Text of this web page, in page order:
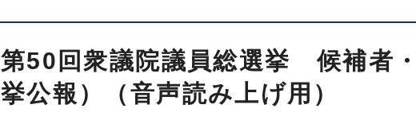
第50回衆議院議員総選挙 候補者
挙公報）（音声読み上げ用）